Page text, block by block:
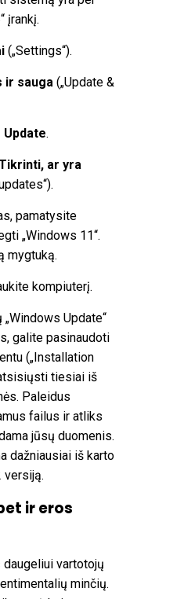
įrankį.
(„Settings“).
ir sauga („Update &
Update.
ar yra
pamatysite
„Windows 11“.
mygtuką.
kompiuterį.
Update“
galite pasinaudoti
(„Installation
tiesiai iš
Paleidus
failus ir atliks
jūsų duomenis.
dažniausiai iš karto
versiją.
ir eros
daugeliui vartotojų
minčių.